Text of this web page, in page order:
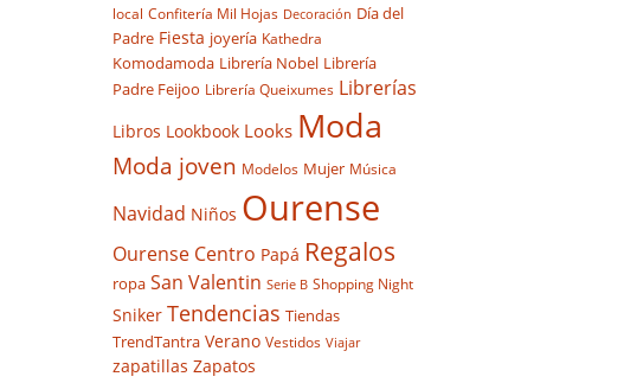
local Confitería Mil Hojas Decoración Día del
Padre Fiesta joyería Kathedra
Komodamoda Librería Nobel Librería
Padre Feijoo Librería Queixumes Librerías
Libros Lookbook Looks Moda
Moda joven Modelos Mujer Música
Navidad Niños Ourense
Ourense Centro Papá Regalos
ropa San Valentin Serie B Shopping Night
Sniker Tendencias Tiendas
TrendTantra Verano Vestidos Viajar
zapatillas Zapatos